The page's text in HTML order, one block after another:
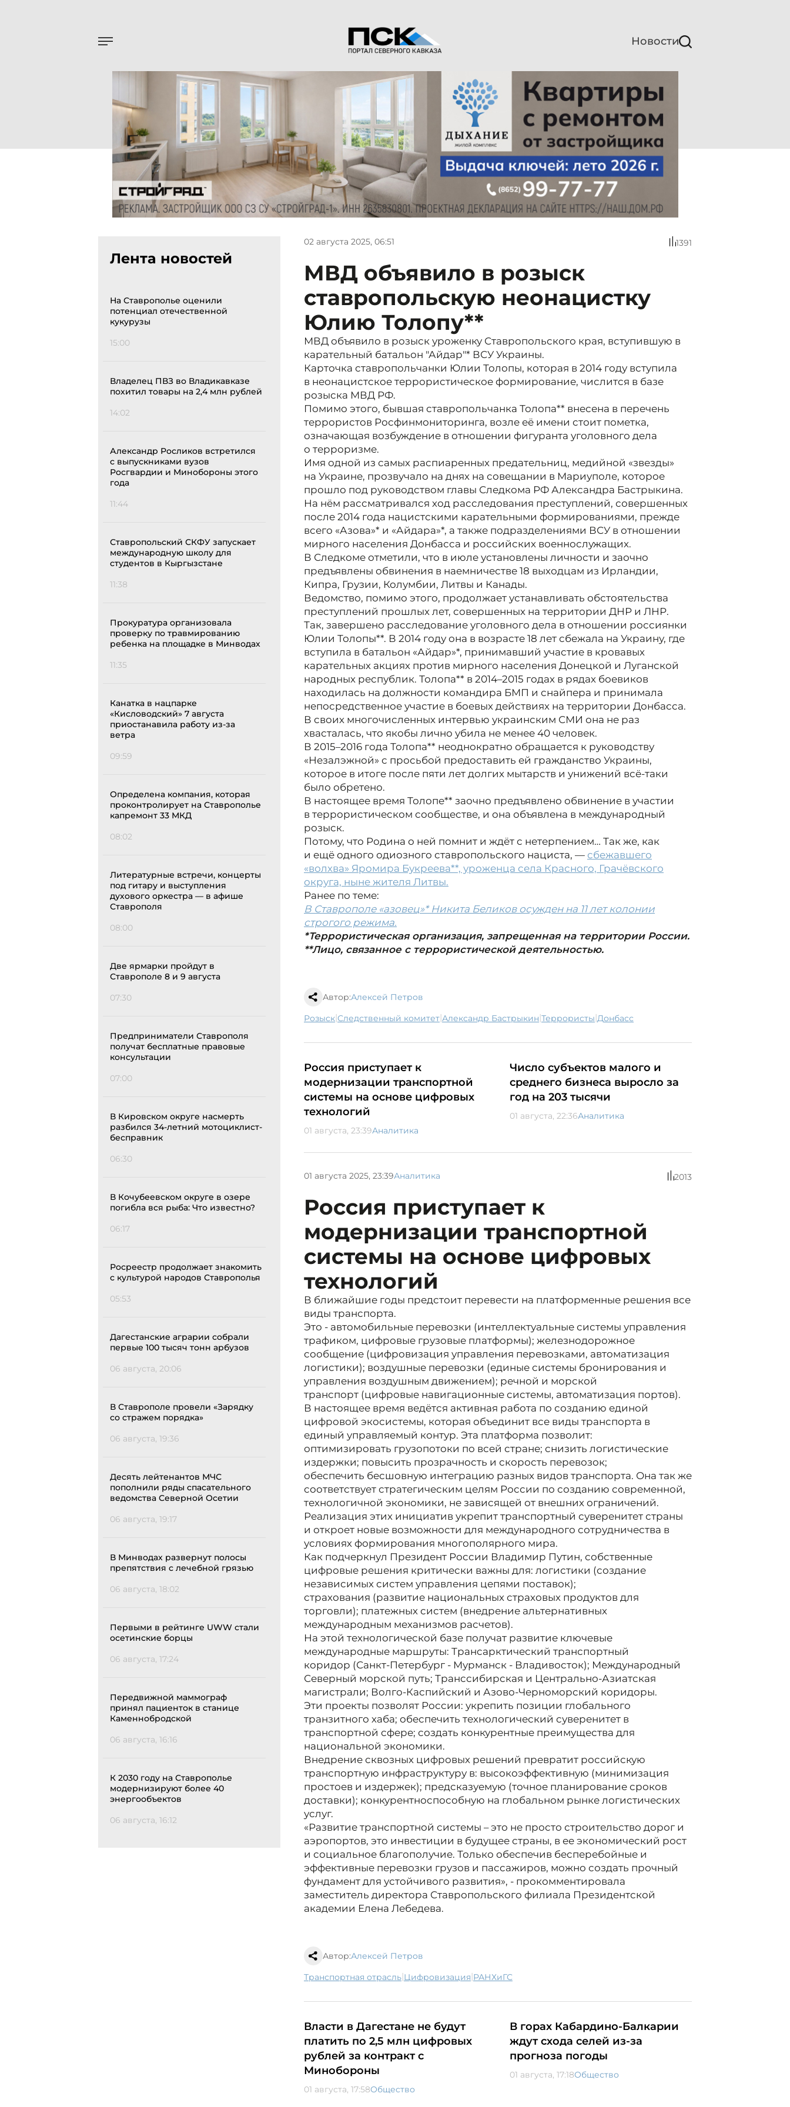
Новости
Лента новостей
На Ставрополье оценили
потенциал отечественной
кукурузы
15:00
Владелец ПВЗ во Владикавказе
похитил товары на 2,4 млн рублей
14:02
Александр Росликов встретился
с выпускниками вузов
Росгвардии и Минобороны этого
года
11:44
Ставропольский СКФУ запускает
международную школу для
студентов в Кыргызстане
11:38
Прокуратура организовала
проверку по травмированию
ребенка на площадке в Минводах
11:35
Канатка в нацпарке
«Кисловодский» 7 августа
приостанавила работу из-за
ветра
09:59
Определена компания, которая
проконтролирует на Ставрополье
капремонт 33 МКД
08:02
Литературные встречи, концерты
под гитару и выступления
духового оркестра — в афише
Ставрополя
08:00
Две ярмарки пройдут в
Ставрополе 8 и 9 августа
07:30
Предприниматели Ставрополя
получат бесплатные правовые
консультации
07:00
В Кировском округе насмерть
разбился 34-летний мотоциклист-
бесправник
06:30
В Кочубеевском округе в озере
погибла вся рыба: Что известно?
06:17
Росреестр продолжает знакомить
с культурой народов Ставрополья
05:53
Дагестанские аграрии собрали
первые 100 тысяч тонн арбузов
06 августа, 20:06
В Ставрополе провели «Зарядку
со стражем порядка»
06 августа, 19:36
Десять лейтенантов МЧС
пополнили ряды спасательного
ведомства Северной Осетии
06 августа, 19:17
В Минводах развернут полосы
препятствия с лечебной грязью
06 августа, 18:02
Первыми в рейтинге UWW стали
осетинские борцы
06 августа, 17:24
Передвижной маммограф
принял пациенток в станице
Каменнобродской
06 августа, 16:16
К 2030 году на Ставрополье
модернизируют более 40
энергообъектов
06 августа, 16:12
02 августа 2025, 06:51 1391
МВД объявило в розыск
ставропольскую неонацистку
Юлию Толопу**
МВД объявило в розыск уроженку Ставропольского края, вступившую в
карательный батальон "Айдар"* ВСУ Украины.
Карточка ставропольчанки Юлии Толопы, которая в 2014 году вступила
в неонацистское террористическое формирование, числится в базе
розыска МВД РФ.
Помимо этого, бывшая ставропольчанка Толопа** внесена в перечень
террористов Росфинмониторинга, возле её имени стоит пометка,
означающая возбуждение в отношении фигуранта уголовного дела
о терроризме.
Имя одной из самых распиаренных предательниц, медийной «звезды»
на Украине, прозвучало на днях на совещании в Мариуполе, которое
прошло под руководством главы Следкома РФ Александра Бастрыкина.
На нём рассматривался ход расследования преступлений, совершенных
после 2014 года нацистскими карательными формированиями, прежде
всего «Азова»* и «Айдара»*, а также подразделениями ВСУ в отношении
мирного населения Донбасса и российских военнослужащих.
В Следкоме отметили, что в июле установлены личности и заочно
предъявлены обвинения в наемничестве 18 выходцам из Ирландии,
Кипра, Грузии, Колумбии, Литвы и Канады.
Ведомство, помимо этого, продолжает устанавливать обстоятельства
преступлений прошлых лет, совершенных на территории ДНР и ЛНР.
Так, завершено расследование уголовного дела в отношении россиянки
Юлии Толопы**. В 2014 году она в возрасте 18 лет сбежала на Украину, где
вступила в батальон «Айдар»*, принимавший участие в кровавых
карательных акциях против мирного населения Донецкой и Луганской
народных республик. Толопа** в 2014–2015 годах в рядах боевиков
находилась на должности командира БМП и снайпера и принимала
непосредственное участие в боевых действиях на территории Донбасса.
В своих многочисленных интервью украинским СМИ она не раз
хвасталась, что якобы лично убила не менее 40 человек.
В 2015–2016 года Толопа** неоднократно обращается к руководству
«Незалэжной» с просьбой предоставить ей гражданство Украины,
которое в итоге после пяти лет долгих мытарств и унижений всё-таки
было обретено.
В настоящее время Толопе** заочно предъявлено обвинение в участии
в террористическом сообществе, и она объявлена в международный
розыск.
Потому, что Родина о ней помнит и ждёт с нетерпением… Так же, как
и ещё одного одиозного ставропольского нациста, — сбежавшего
«волхва» Яромира Букреева**, уроженца села Красного, Грачёвского
округа, ныне жителя Литвы.
Ранее по теме:
В Ставрополе «азовец»* Никита Беликов осужден на 11 лет колонии
строгого режима.
*Террористическая организация, запрещенная на территории России.
**Лицо, связанное с террористической деятельностью.
Автор:Алексей Петров
розыск| следственный комитет| Александр Бастрыкин| террористы| Донбасс
Россия приступает к
модернизации транспортной
системы на основе цифровых
технологий
01 августа, 23:39Аналитика
Число субъектов малого и
среднего бизнеса выросло за
год на 203 тысячи
01 августа, 22:36Аналитика
01 августа 2025, 23:39Аналитика 2013
Россия приступает к
модернизации транспортной
системы на основе цифровых
технологий
В ближайшие годы предстоит перевести на платформенные решения все
виды транспорта.
Это - автомобильные перевозки (интеллектуальные системы управления
трафиком, цифровые грузовые платформы); железнодорожное
сообщение (цифровизация управления перевозками, автоматизация
логистики); воздушные перевозки (единые системы бронирования и
управления воздушным движением); речной и морской
транспорт (цифровые навигационные системы, автоматизация портов).
В настоящее время ведётся активная работа по созданию единой
цифровой экосистемы, которая объединит все виды транспорта в
единый управляемый контур. Эта платформа позволит:
оптимизировать грузопотоки по всей стране; снизить логистические
издержки; повысить прозрачность и скорость перевозок;
обеспечить бесшовную интеграцию разных видов транспорта. Она так же
соответствует стратегическим целям России по созданию современной,
технологичной экономики, не зависящей от внешних ограничений.
Реализация этих инициатив укрепит транспортный суверенитет страны
и откроет новые возможности для международного сотрудничества в
условиях формирования многополярного мира.
Как подчеркнул Президент России Владимир Путин, собственные
цифровые решения критически важны для: логистики (создание
независимых систем управления цепями поставок);
страхования (развитие национальных страховых продуктов для
торговли); платежных систем (внедрение альтернативных
международным механизмов расчетов).
На этой технологической базе получат развитие ключевые
международные маршруты: Трансарктический транспортный
коридор (Санкт-Петербург - Мурманск - Владивосток); Международный
Северный морской путь; Транссибирская и Центрально-Азиатская
магистрали; Волго-Каспийский и Азово-Черноморский коридоры.
Эти проекты позволят России: укрепить позиции глобального
транзитного хаба; обеспечить технологический суверенитет в
транспортной сфере; создать конкурентные преимущества для
национальной экономики.
Внедрение сквозных цифровых решений превратит российскую
транспортную инфраструктуру в: высокоэффективную (минимизация
простоев и издержек); предсказуемую (точное планирование сроков
доставки); конкурентноспособную на глобальном рынке логистических
услуг.
«Развитие транспортной системы – это не просто строительство дорог и
аэропортов, это инвестиции в будущее страны, в ее экономический рост
и социальное благополучие. Только обеспечив бесперебойные и
эффективные перевозки грузов и пассажиров, можно создать прочный
фундамент для устойчивого развития», - прокомментировала
заместитель директора Ставропольского филиала Президентской
академии Елена Лебедева.
Автор:Алексей Петров
транспортная отрасль| цифровизация| РАНХиГС
Власти в Дагестане не будут
платить по 2,5 млн цифровых
рублей за контракт с
Минобороны
01 августа, 17:58Общество
В горах Кабардино-Балкарии
ждут схода селей из-за
прогноза погоды
01 августа, 17:18Общество